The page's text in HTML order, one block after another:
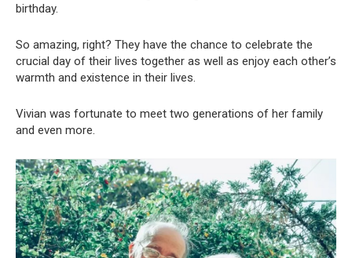
birthday.
So amazing, right? They have the chance to celebrate the
crucial day of their lives together as well as enjoy each other’s
warmth and existence in their lives.
Vivian was fortunate to meet two generations of her family
and even more.